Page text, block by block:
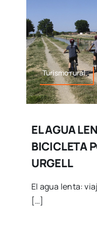
Turismo rural
EL AGUA
BICICLETA
URGELL
El agua lenta:
[…]